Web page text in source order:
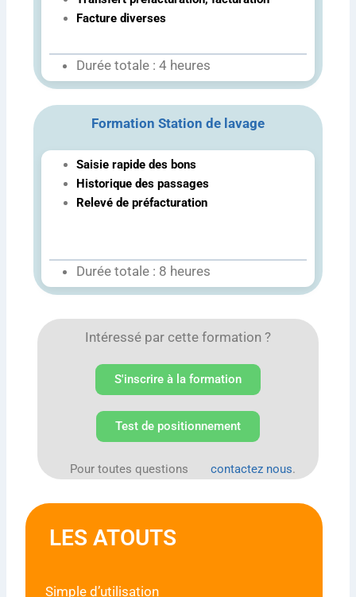
Facture diverses
Durée totale : 4 heures
Formation Station de lavage
Saisie rapide des bons
Historique des passages
Relevé de préfacturation
Durée totale : 8 heures
Intéressé par cette formation ?
S'inscrire à la formation
Test de positionnement
Pour toutes questions contactez nous.
LES ATOUTS
Simple d’utilisation